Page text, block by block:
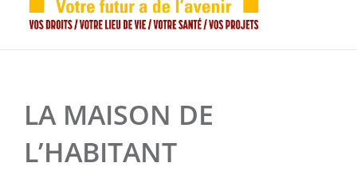
LA MAISON DE
L’HABITANT